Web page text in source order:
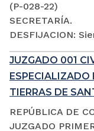
(P-028-22)
SECRETARÍA.
DESFIJACION:
JUZGADO 001
ESPECIALIZADO
TIERRAS DE
REPÚBLICA DE
JUZGADO